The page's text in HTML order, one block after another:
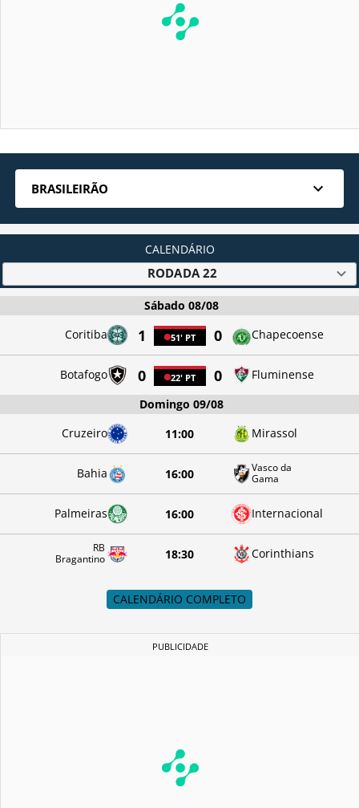
BRASILEIRÃO
CALENDÁRIO
RODADA 22
Sábado 08/08
Coritiba
1 51' PT 0 Chapecoense
Botafogo 0 22' PT 0
Fluminense
Domingo 09/08
Cruzeiro
11:00 Mirassol
Bahia 16:00
Vasco da
Gama
Palmeiras 16:00 Internacional
RB
Bragantino
18:30 Corinthians
CALENDÁRIO COMPLETO